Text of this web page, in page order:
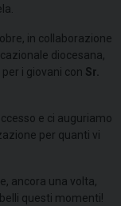
in collaborazione
diocesana,
per i giovani con Sr.
e ci auguriamo
per quanti vi
ancora una volta,
questi momenti!